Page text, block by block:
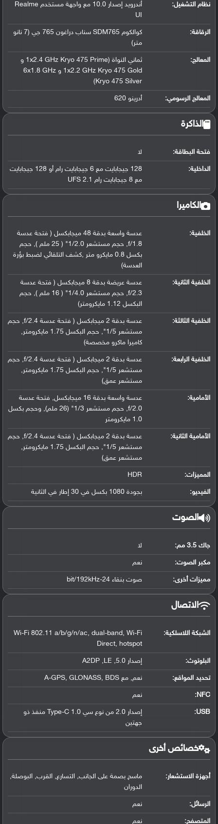
نظام التشغيل:
أندرويد إصدار 10.0 مع واجهة مستخدم Realme
UI
الرقاقة:
كوالكوم SDM765 سناب دراغون 765 جي (7 نانو
متر)
المعالج:
ثماني النواة (1x2.4 GHz Kryo 475 Prime و
1x2.2 GHz Kryo 475 Gold و 6x1.8 GHz
Kryo 475 Silver)
المعالج الرسومي: أدرينو 620
الذاكرة
فتحة البطاقة: لا
الداخلية:
128 جيجابايت مع 6 جيجابايت رام أو 128 جيجابايت
مع 8 جيجابايت رام UFS 2.1
الكاميرا
الخلفية:
عدسة واسعة بدقة 48 ميجابكسل ( فتحة عدسة
f/1.8, حجم مستشعر 1/2.0" ( 25 ملم ), حجم
بكسل 0.8 مايكرو متر ,كشف التلقائي لضبط بؤرة
العدسة)
الخلفية الثانية:
عدسة عريضة بدقة 8 ميجابكسل ( فتحة عدسة
f/2.3, حجم مستشعر 1/4.0" ( 16 ملم ), حجم
البكسل 1.12 مايكرومتر)
الخلفية الثالثة:
عدسة بدقة 2 ميجابكسل ( فتحة عدسة f/2.4, حجم
مستشعر 1/5", حجم البكسل 1.75 مايكرومتر,
كاميرا ماكرو مخصصة)
الخلفية الرابعة:
عدسة بدقة 2 ميجابكسل ( فتحة عدسة f/2.4, حجم
مستشعر 1/5", حجم البكسل 1.75 مايكرومتر,
مستشعر عمق)
الأمامية:
عدسة واسعة بدقة 16 ميجابكسل, فتحة عدسة
f/2.0, حجم مستشعر 1/3" (26 ملم), وحجم بكسل
1.0 مايكرومتر
الأمامية الثانية:
عدسة بدقة 2 ميجابكسل ( فتحة عدسة f/2.4, حجم
مستشعر 1/5", حجم البكسل 1.75 مايكرومتر,
مستشعر عمق)
المميزات: HDR
الفيديو: بجودة 1080 بكسل في 30 إطار في الثانية
الصوت
جاك 3.5 مم: لا
مكبر الصوت: نعم
مميزات أخرى: صوت بنقاء 24-bit/192kHz
الاتصال
الشبكة اللاسلكية:
Wi-Fi 802.11 a/b/g/n/ac, dual-band, Wi-Fi
Direct, hotspot
البلوتوث: إصدار 5.0, A2DP ,LE
تحديد المواقع: نعم, مع A-GPS, GLONASS, BDS
NFC
: نعم
USB
:
إصدار 2.0 من نوع سي Type-C 1.0 منفذ ذو
جهتين
خصائص أخرى
أجهزة الاستشعار:
ماسح بصمة على الجانب, التسارع, القرب, البوصلة,
الدوران
الرسائل: نعم
المتصفح: نعم